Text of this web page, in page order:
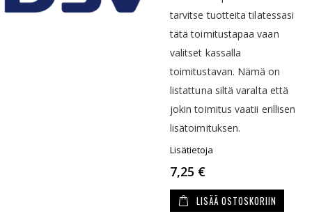
tarvitse tuotteita tilatessasi
tätä toimitustapaa vaan
valitset kassalla
toimitustavan. Nämä on
listattuna siltä varalta että
jokin toimitus vaatii erillisen
lisätoimituksen.
Lisätietoja
7,25 €
LISÄÄ OSTOSKORIIN